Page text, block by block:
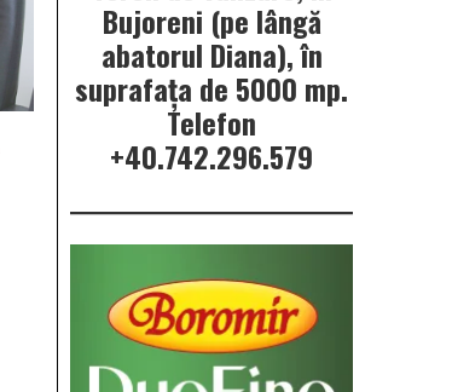
Bujoreni (pe lângă
abatorul Diana), în
suprafața de 5000 mp.
Telefon
+40.742.296.579